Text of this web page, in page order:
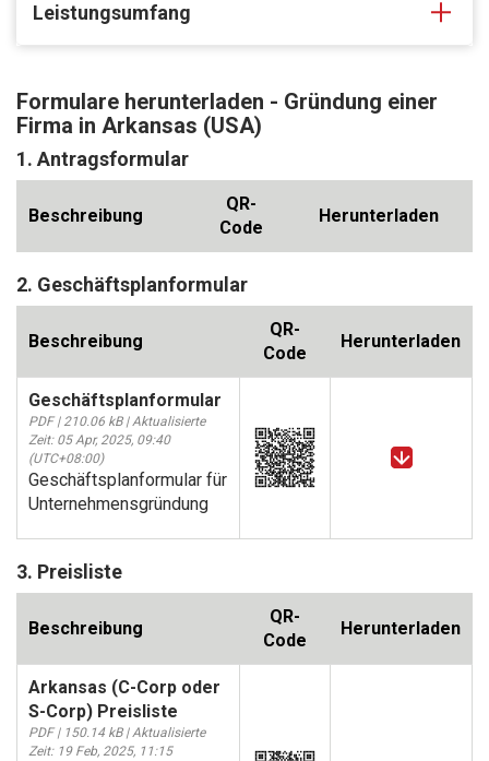
Leistungsumfang
Formulare herunterladen - Gründung einer
Firma in Arkansas (USA)
1. Antragsformular
Beschreibung
QR-
Code
Herunterladen
2. Geschäftsplanformular
Beschreibung
QR-
Code
Herunterladen
Geschäftsplanformular
PDF | 210.06 kB | Aktualisierte
Zeit: 05 Apr, 2025, 09:40
(UTC+08:00)
Geschäftsplanformular für
Unternehmensgründung
3. Preisliste
Beschreibung
QR-
Code
Herunterladen
Arkansas (C-Corp oder
S-Corp) Preisliste
PDF | 150.14 kB | Aktualisierte
Zeit: 19 Feb, 2025, 11:15